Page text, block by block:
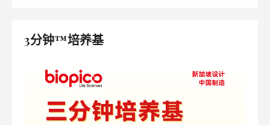
3分钟™培养基